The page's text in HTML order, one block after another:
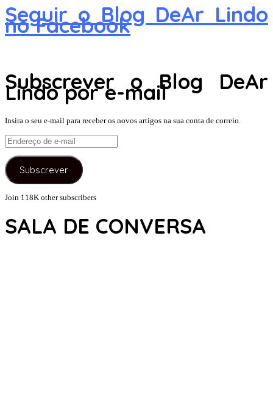
Seguir o Blog DeAr Lindo
no Facebook
Subscrever o Blog DeAr
Lindo por e-mail
Insira o seu e-mail para receber os novos artigos na sua conta de correio.
Endereço
de
e-
mail
Subscrever
Join 118K other subscribers
SALA DE CONVERSA